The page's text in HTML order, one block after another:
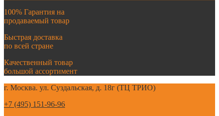
100% Гарантия на
продаваемый товар
Быстрая доставка
по всей стране
Качественный товар
большой ассортимент
г. Москва. ул. Суздальская, д. 18г (ТЦ ТРИО)
+7 (495) 151-96-96